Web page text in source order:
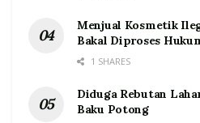
Menjual Kosmetik
Bakal Diproses
1 SHARES
Diduga Rebutan
Baku Potong